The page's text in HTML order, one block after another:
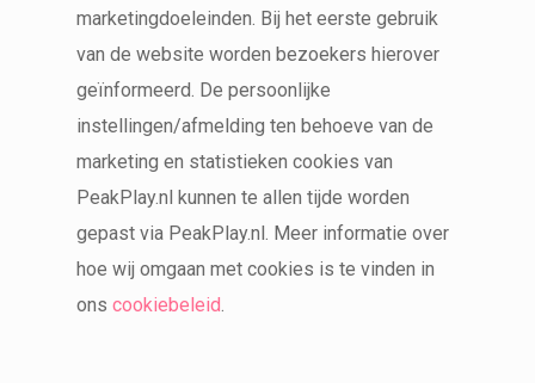
marketingdoeleinden. Bij het eerste gebruik
van de website worden bezoekers hierover
geïnformeerd. De persoonlijke
instellingen/afmelding ten behoeve van de
marketing en statistieken cookies van
PeakPlay.nl kunnen te allen tijde worden
gepast via PeakPlay.nl. Meer informatie over
hoe wij omgaan met cookies is te vinden in
ons cookiebeleid.